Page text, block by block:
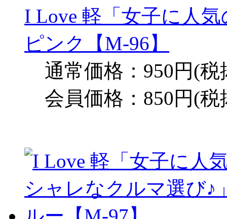
I Love 軽「女子に人
ピンク【M-96】
通常価格：950円(税
会員価格：850円(税